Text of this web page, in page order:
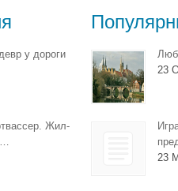
у дороги
Жил-
23
23